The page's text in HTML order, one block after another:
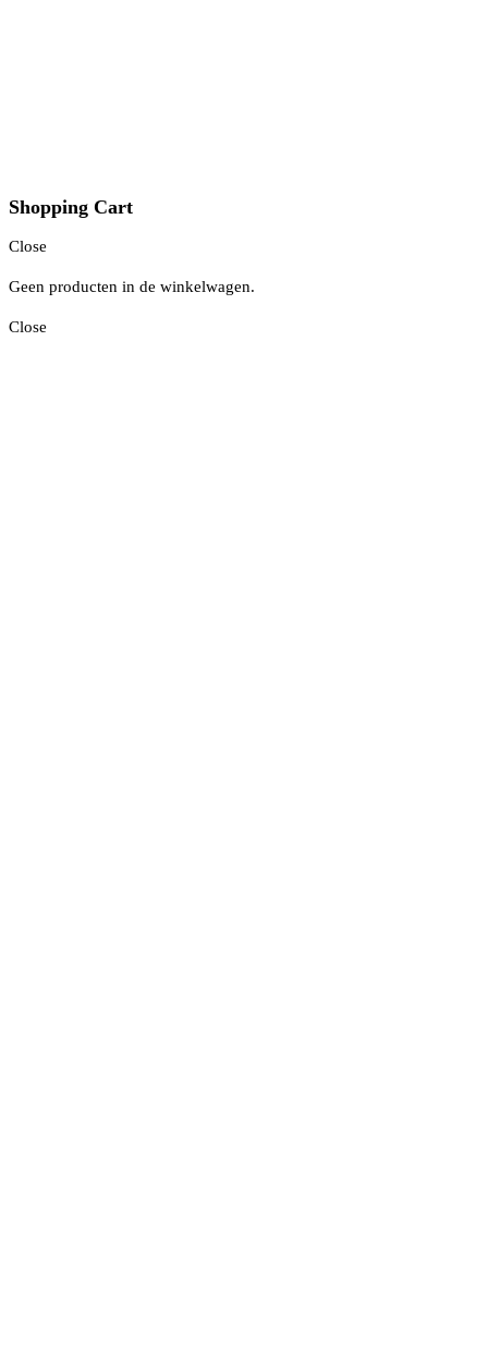
Shopping Cart
Close
Geen producten in de winkelwagen.
Close